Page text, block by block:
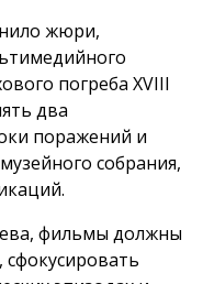
жюри,
погреба XVIII
два
поражений и
собрания,
фильмы должны